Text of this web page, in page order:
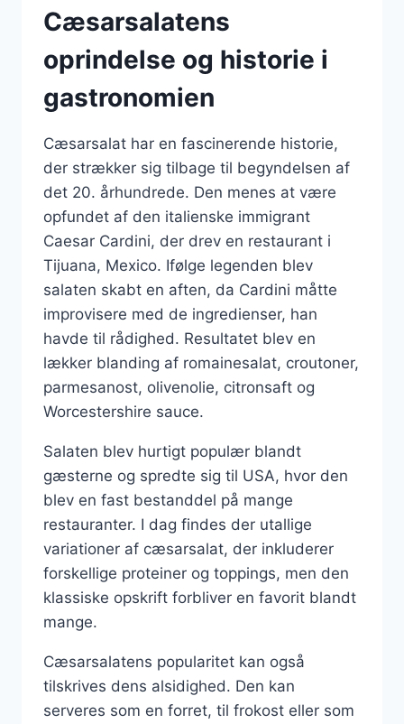
Cæsarsalatens
oprindelse og historie i
gastronomien
Cæsarsalat har en fascinerende historie,
der strækker sig tilbage til begyndelsen af
det 20. århundrede. Den menes at være
opfundet af den italienske immigrant
Caesar Cardini, der drev en restaurant i
Tijuana, Mexico. Ifølge legenden blev
salaten skabt en aften, da Cardini måtte
improvisere med de ingredienser, han
havde til rådighed. Resultatet blev en
lækker blanding af romainesalat, croutoner,
parmesanost, olivenolie, citronsaft og
Worcestershire sauce.
Salaten blev hurtigt populær blandt
gæsterne og spredte sig til USA, hvor den
blev en fast bestanddel på mange
restauranter. I dag findes der utallige
variationer af cæsarsalat, der inkluderer
forskellige proteiner og toppings, men den
klassiske opskrift forbliver en favorit blandt
mange.
Cæsarsalatens popularitet kan også
tilskrives dens alsidighed. Den kan
serveres som en forret, til frokost eller som